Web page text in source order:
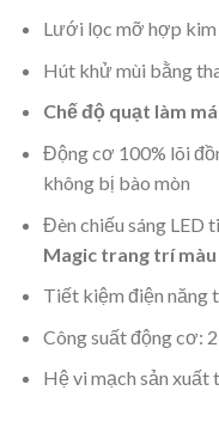
Lưới lọc mỡ hợp kim
Hút khử mùi bằng
Chế độ quạt làm
Động cơ 100% lõi
không bị bào mòn
Đèn chiếu sáng LED
Magic trang trí
Tiết kiệm điện năng
Công suất động cơ:
Hệ vi mạch sản xuất